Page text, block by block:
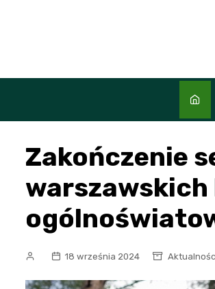
Zakończenie
warszawskich
18 września 2024